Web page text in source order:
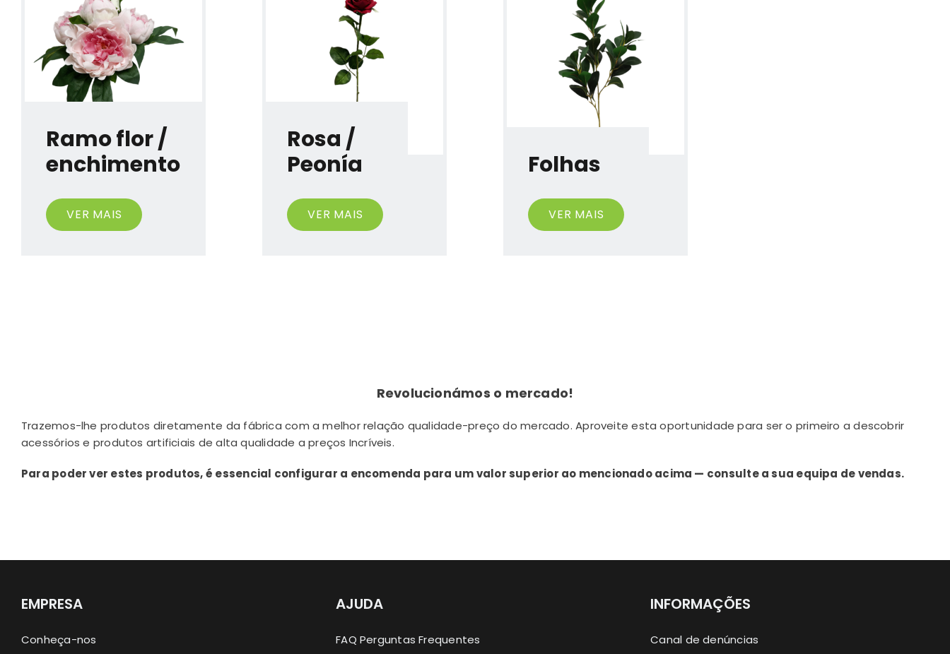
Ramo flor /
enchimento
VER MAIS
Rosa /
Peonía
VER MAIS
Folhas
VER MAIS
Revolucionámos o mercado!
Trazemos-lhe produtos diretamente da fábrica com a melhor relação qualidade-preço do mercado. Aproveite esta oportunidade para ser o primeiro a descobrir
acessórios e produtos artificiais de alta qualidade a preços Incríveis.
Para poder ver estes produtos, é essencial configurar a encomenda para um valor superior ao mencionado acima — consulte a sua equipa de vendas.
EMPRESA
Conheça-nos
AJUDA
FAQ Perguntas Frequentes
INFORMAÇÕES
Canal de denúncias